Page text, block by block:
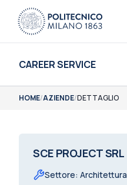
CAREER SERVICE
HOME/AZIENDE/DETTAGLIO
SCE PROJECT SRL
Settore: Architettura